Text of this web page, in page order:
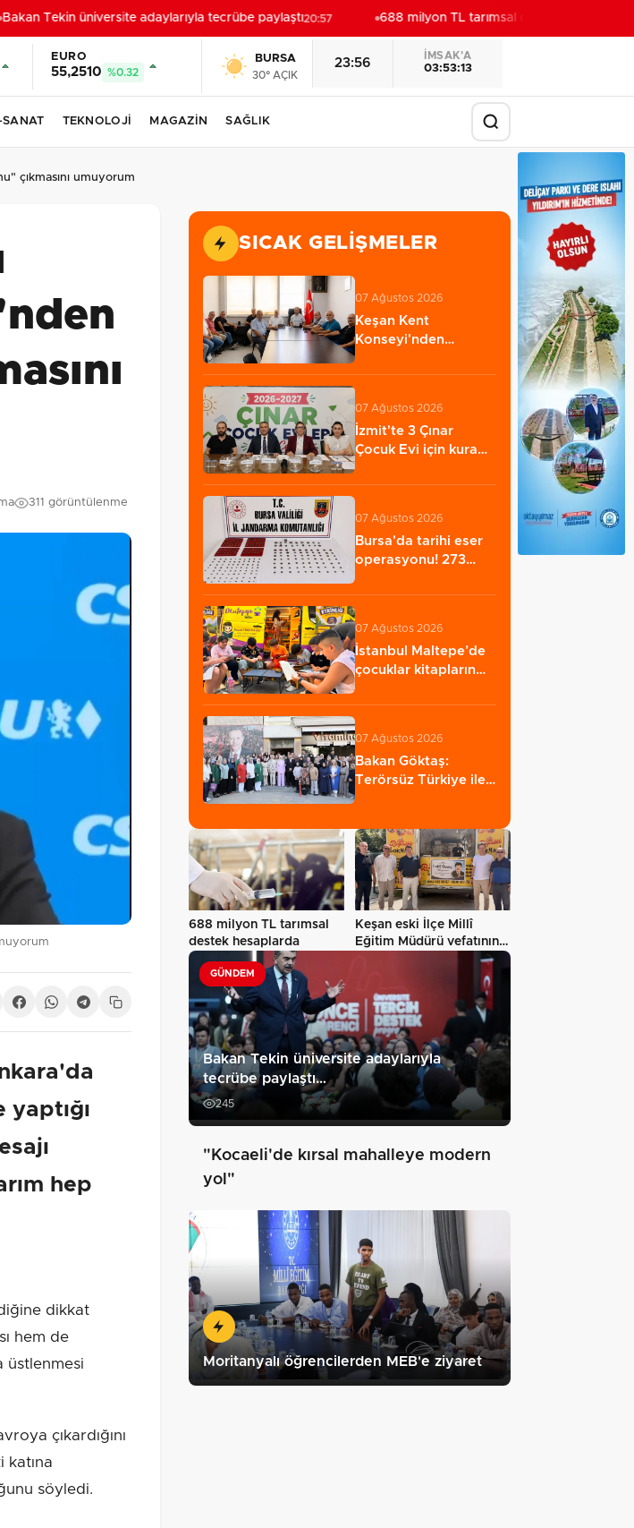
Tekin üniversite adaylarıyla tecrübe paylaştı20:57 688 milyon TL tarımsal destek hesaplarda
EURO
55,2510 %0.32
BURSA
30° AÇIK
23:56
İMSAK'A
03:53:10
SANAT TEKNOLOJİ MAGAZİN SAĞLIK
çıkmasını umuyorum
311 görüntülenme
hep
dikkat
hem de
üstlenmesi
çıkardığını
katına
söyledi.
SICAK GELIŞMELER
07 Ağustos 2026
Keşan Kent
Konseyi'nden
ziyareti…
07 Ağustos 2026
İzmit'te 3 Çınar
Çocuk Evi için kura
gerçekleştirildi…
07 Ağustos 2026
Bursa'da tarihi eser
operasyonu! 273
07 Ağustos 2026
İstanbul Maltepe’de
çocuklar kitapların
07 Ağustos 2026
Bakan Göktaş:
Terörsüz Türkiye ile
688 milyon TL tarımsal
destek hesaplarda
Keşan eski İlçe Millî
Eğitim Müdürü vefatının
GÜNDEM
Bakan Tekin üniversite adaylarıyla
tecrübe paylaştı…
245
"Kocaeli'de kırsal mahalleye modern
yol"
Moritanyalı öğrencilerden MEB'e ziyaret